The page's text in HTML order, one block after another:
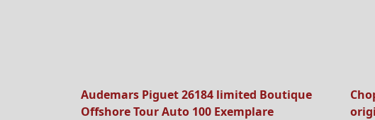
Audemars Piguet 26184 limited Boutique
Offshore Tour Auto 100 Exemplare